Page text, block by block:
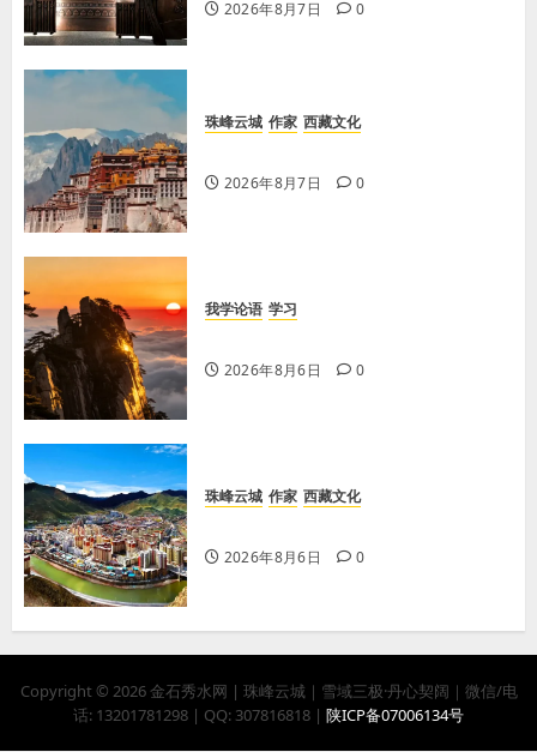
2026年8月7日 0
珠峰云城 作家 西藏文化
2026年8月7日 0
我学论语 学习
2026年8月6日 0
珠峰云城 作家 西藏文化
2026年8月6日 0
Copyright © 2026 金石秀水网 | 珠峰云城｜雪域三极·丹心契阔｜微信/电
话: 13201781298 | QQ: 307816818 | 陕ICP备07006134号